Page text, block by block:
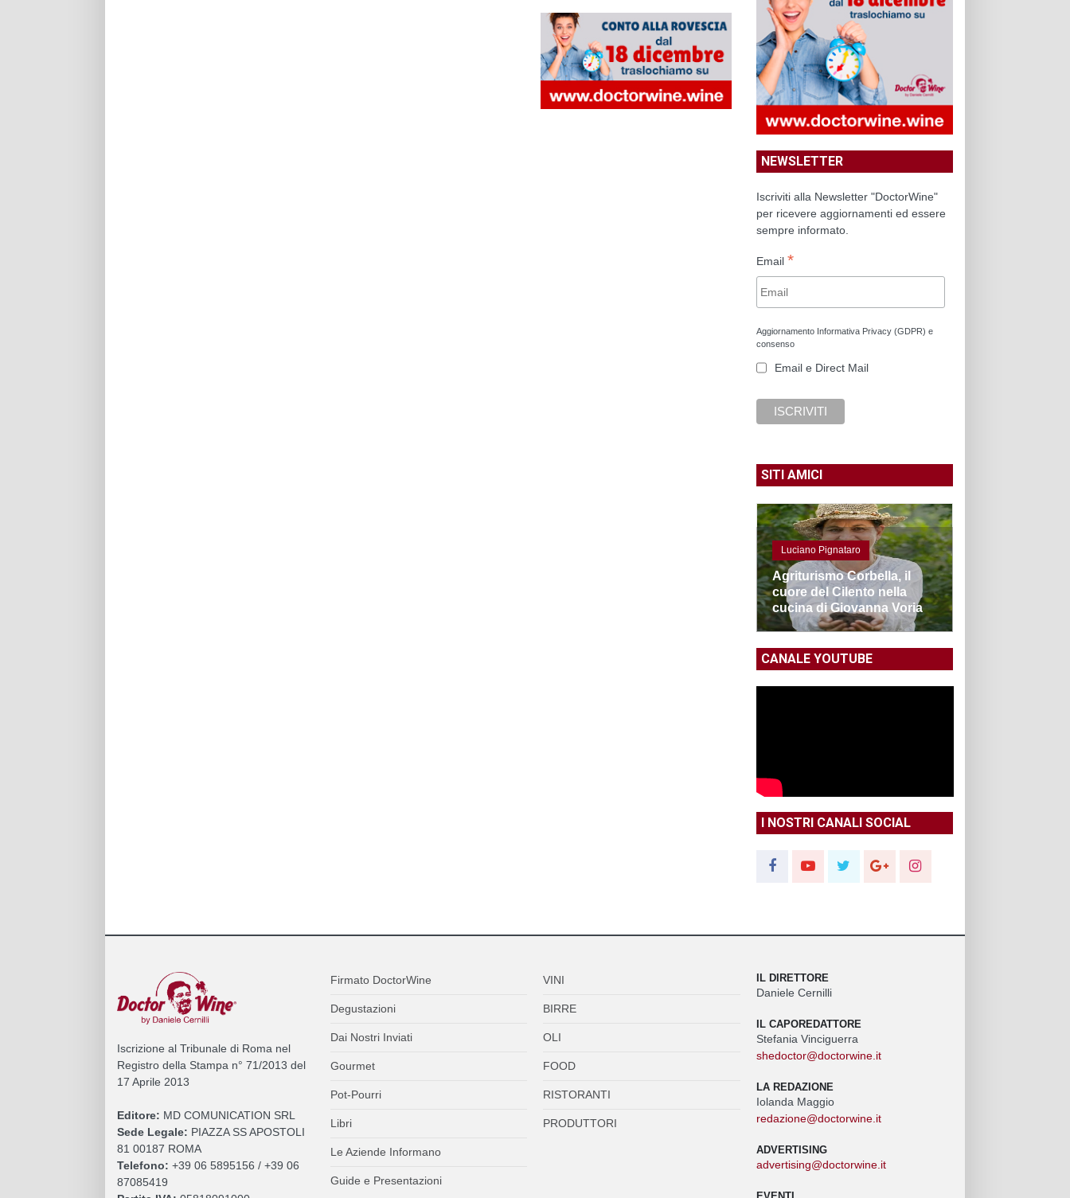
NEWSLETTER
Iscriviti alla Newsletter "DoctorWine"
per ricevere aggiornamenti ed essere
sempre informato.
Email *
Aggiornamento Informativa Privacy (GDPR) e
consenso
Email e Direct Mail
SITI AMICI
Luciano Pignataro
Agriturismo Corbella, il
cuore del Cilento nella
cucina di Giovanna Voria
CANALE YOUTUBE
I NOSTRI CANALI SOCIAL
Iscrizione al Tribunale di Roma nel
Registro della Stampa n° 71/2013 del
17 Aprile 2013
Editore: MD COMUNICATION SRL
Sede Legale: PIAZZA SS APOSTOLI
81 00187 ROMA
Telefono: +39 06 5895156 / +39 06
87085419
Firmato DoctorWine
Degustazioni
Dai Nostri Inviati
Gourmet
Pot-Pourri
Libri
Le Aziende Informano
Guide e Presentazioni
VINI
BIRRE
OLI
FOOD
RISTORANTI
PRODUTTORI
IL DIRETTORE
Daniele Cernilli
IL CAPOREDATTORE
Stefania Vinciguerra
shedoctor@doctorwine.it
LA REDAZIONE
Iolanda Maggio
redazione@doctorwine.it
ADVERTISING
advertising@doctorwine.it